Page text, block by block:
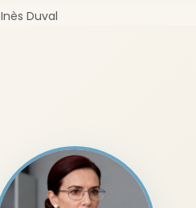
Inès Duval